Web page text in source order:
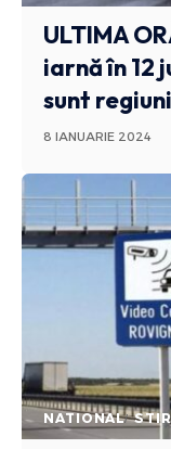
ULTIMA
iarnă în 12
sunt
8 IANUARIE 2024
NATIONAL